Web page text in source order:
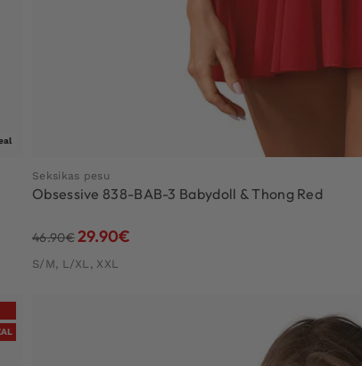
Seksikas pesu
Obsessive 838-BAB-3 Babydoll & Thong Red
46.90€29.90€
S/M, L/XL, XXL